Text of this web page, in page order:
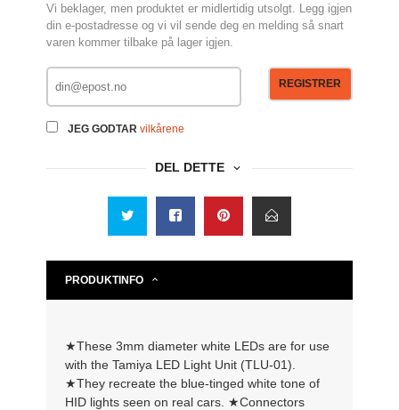
Vi beklager, men produktet er midlertidig utsolgt. Legg igjen
din e-postadresse og vi vil sende deg en melding så snart
varen kommer tilbake på lager igjen.
JEG GODTAR vilkårene
REGISTRER
DEL DETTE
PRODUKTINFO
★These 3mm diameter white LEDs are for use
with the Tamiya LED Light Unit (TLU-01).
★They recreate the blue-tinged white tone of
HID lights seen on real cars. ★Connectors